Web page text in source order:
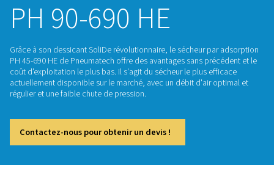
SÉCHEURS PAR ADSORPTION
PH 90-690 HE
Grâce à son dessicant SoliDe révolutionnaire, le sécheur
PH 45-690 HE de Pneumatech offre des avantages sans